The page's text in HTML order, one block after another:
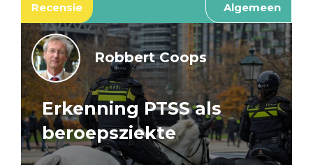
Recensie Algemeen
Robbert Coops
Erkenning PTSS als
beroepsziekte